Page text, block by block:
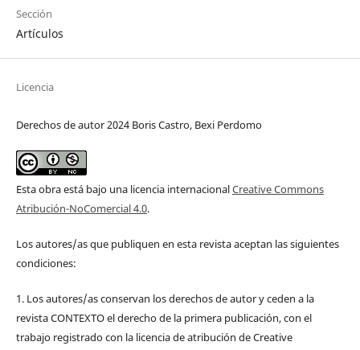
Sección
Artículos
Licencia
Derechos de autor 2024 Boris Castro, Bexi Perdomo
Esta obra está bajo una licencia internacionalCreative Commons
Atribución-NoComercial 4.0.
Los autores/as que publiquen en esta revista aceptan las siguientes
condiciones:
1. Los autores/as conservan los derechos de autor y ceden a la
revista CONTEXTO el derecho de la primera publicación, con el
trabajo registrado con la licencia de atribución de Creative